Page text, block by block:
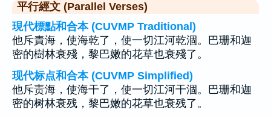
平行經文 (Parallel Verses)
現代標點和合本 (CUVMP Traditional)
他斥責海，使海乾了，使一切江河乾涸。巴珊和迦
密的樹林衰殘，黎巴嫩的花草也衰殘了。
现代标点和合本 (CUVMP Simplified)
他斥责海，使海干了，使一切江河干涸。巴珊和迦
密的树林衰残，黎巴嫩的花草也衰残了。